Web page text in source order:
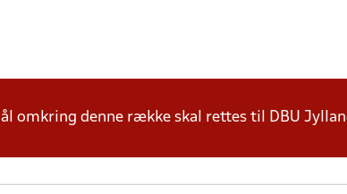
omkring denne række skal rettes til DBU